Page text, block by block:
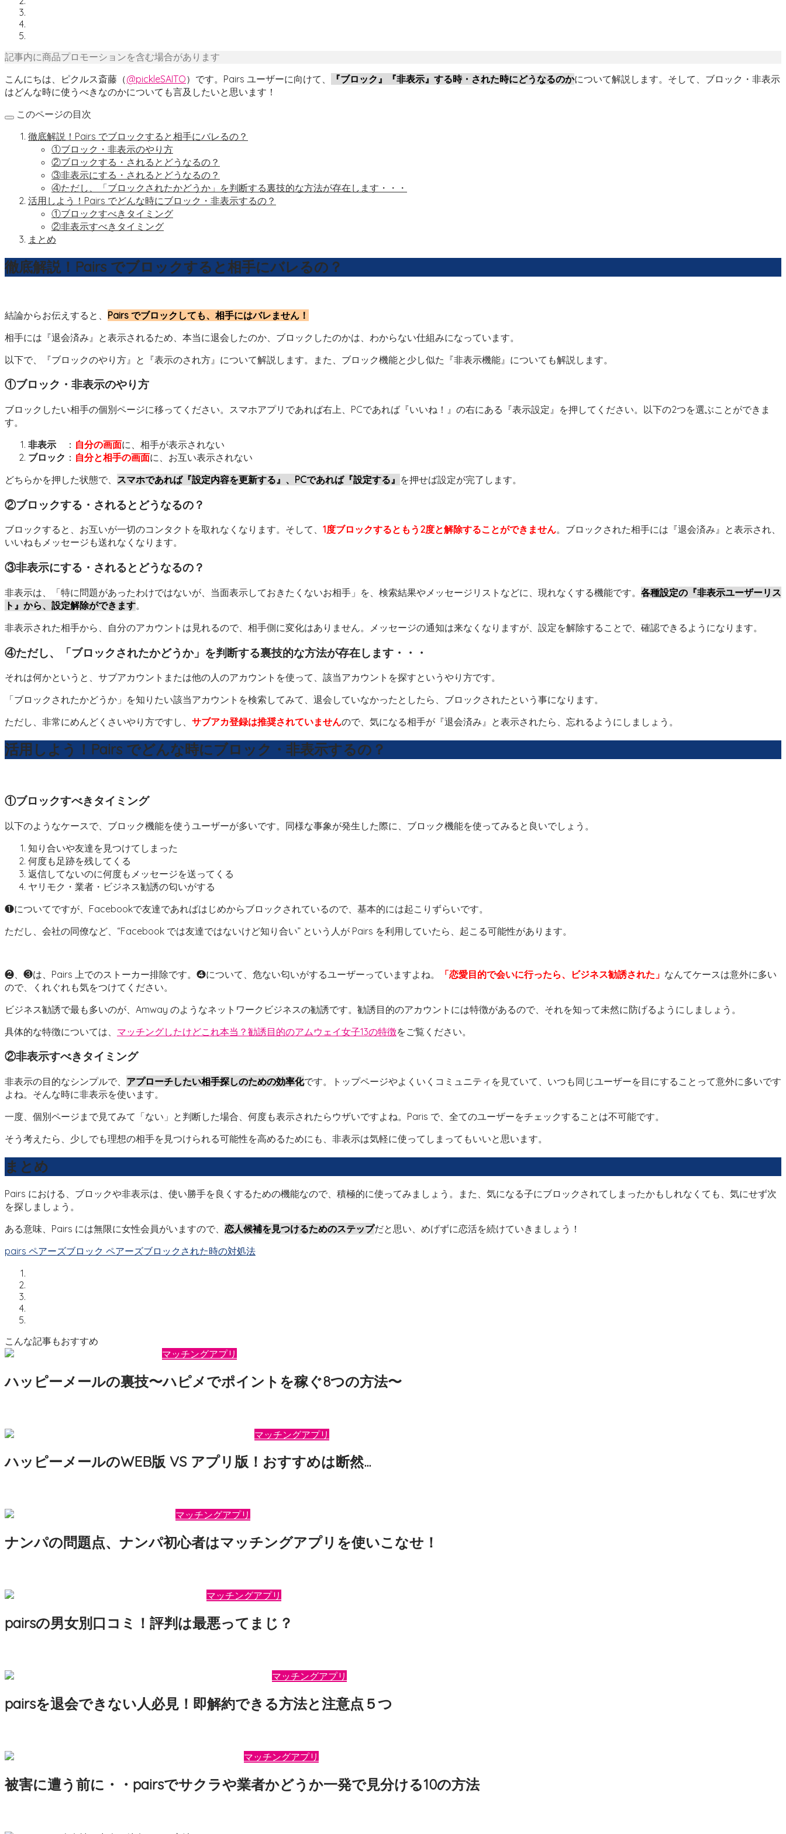
記事内に商品プロモーションを含む場合があります
こんにちは、ピクルス斎藤（@pickleSAITO）です。Pairs ユーザーに向けて、 『ブロック』『非表示』する時・された時にどうなるのかについて解説します。そして、ブロック・非表示
はどんな時に使うべきなのかについても言及したいと思います！
このページの目次
徹底解説！Pairs でブロックすると相手にバレるの？
①ブロック・非表示のやり方
②ブロックする・されるとどうなるの？
③非表示にする・されるとどうなるの？
④ただし、「ブロックされたかどうか」を判断する裏技的な方法が存在します・・・
活用しよう！Pairs でどんな時にブロック・非表示するの？
①ブロックすべきタイミング
②非表示すべきタイミング
まとめ
徹底解説！Pairs でブロックすると相手にバレるの？
結論からお伝えすると、 Pairs でブロックしても、相手にはバレません！
相手には『退会済み』と表示されるため、本当に退会したのか、ブロックしたのかは、わからない仕組みになっています。
以下で、『ブロックのやり方』と『表示のされ方』について解説します。また、ブロック機能と少し似た『非表示機能』についても解説します。
①ブロック・非表示のやり方
ブロックしたい相手の個別ページに移ってください。スマホアプリであれば右上、PCであれば『いいね！』の右にある『表示設定』を押してください。以下の2つを選ぶことができま
す。
非表示 ： 自分の画面に、相手が表示されない
ブロック ： 自分と相手の画面に、お互い表示されない
どちらかを押した状態で、 スマホであれば『設定内容を更新する』、PCであれば『設定する』 を押せば設定が完了します。
②ブロックする・されるとどうなるの？
ブロックすると、お互いが一切のコンタクトを取れなくなります。そして、 1度ブロックするともう2度と解除することができません。ブロックされた相手には『退会済み』と表示され、
いいねもメッセージも送れなくなります。
③非表示にする・されるとどうなるの？
非表示は、「特に問題があったわけではないが、当面表示しておきたくないお相手」を、検索結果やメッセージリストなどに、現れなくする機能です。 各種設定の『非表示ユーザーリス
ト』から、設定解除ができます。
非表示された相手から、自分のアカウントは見れるので、相手側に変化はありません。メッセージの通知は来なくなりますが、設定を解除することで、確認できるようになります。
④ただし、「ブロックされたかどうか」を判断する裏技的な方法が存在します・・・
それは何かというと、サブアカウントまたは他の人のアカウントを使って、該当アカウントを探すというやり方です。
「ブロックされたかどうか」を知りたい該当アカウントを検索してみて、退会していなかったとしたら、ブロックされたという事になります。
ただし、非常にめんどくさいやり方ですし、 サブアカ登録は推奨されていませんので、気になる相手が『退会済み』と表示されたら、忘れるようにしましょう。
活用しよう！Pairs でどんな時にブロック・非表示するの？
①ブロックすべきタイミング
以下のようなケースで、ブロック機能を使うユーザーが多いです。同様な事象が発生した際に、ブロック機能を使ってみると良いでしょう。
知り合いや友達を見つけてしまった
何度も足跡を残してくる
返信してないのに何度もメッセージを送ってくる
ヤリモク・業者・ビジネス勧誘の匂いがする
❶についてですが、Facebookで友達であればはじめからブロックされているので、基本的には起こりずらいです。
ただし、会社の同僚など、“Facebook では友達ではないけど知り合い” という人が Pairs を利用していたら、起こる可能性があります。
❷、❸は、Pairs 上でのストーカー排除です。❹について、危ない匂いがするユーザーっていますよね。 「恋愛目的で会いに行ったら、ビジネス勧誘された」 なんてケースは意外に多い
ので、くれぐれも気をつけてください。
ビジネス勧誘で最も多いのが、Amway のようなネットワークビジネスの勧誘です。勧誘目的のアカウントには特徴があるので、それを知って未然に防げるようにしましょう。
具体的な特徴については、 マッチングしたけどこれ本当？勧誘目的のアムウェイ女子13の特徴をご覧ください。
②非表示すべきタイミング
非表示の目的なシンプルで、 アプローチしたい相手探しのための効率化です。トップページやよくいくコミュニティを見ていて、いつも同じユーザーを目にすることって意外に多いです
よね。そんな時に非表示を使います。
一度、個別ページまで見てみて「ない」と判断した場合、何度も表示されたらウザいですよね。Paris で、全てのユーザーをチェックすることは不可能です。
そう考えたら、少しでも理想の相手を見つけられる可能性を高めるためにも、非表示は気軽に使ってしまってもいいと思います。
まとめ
Pairs における、ブロックや非表示は、使い勝手を良くするための機能なので、積極的に使ってみましょう。また、気になる子にブロックされてしまったかもしれなくても、気にせず次
を探しましょう。
ある意味、Pairs には無限に女性会員がいますので、 恋人候補を見つけるためのステップだと思い、めげずに恋活を続けていきましょう！
pairs ペアーズブロック ペアーズブロックされた時の対処法
こんな記事もおすすめ
マッチングアプリ
ハッピーメールの裏技〜ハピメでポイントを稼ぐ8つの方法〜
マッチングアプリ
ハッピーメールのWEB版 VS アプリ版！おすすめは断然...
マッチングアプリ
ナンパの問題点、ナンパ初心者はマッチングアプリを使いこなせ！
マッチングアプリ
pairsの男女別口コミ！評判は最悪ってまじ？
マッチングアプリ
pairsを退会できない人必見！即解約できる方法と注意点５つ
マッチングアプリ
被害に遭う前に・・pairsでサクラや業者かどうか一発で見分ける10の方法